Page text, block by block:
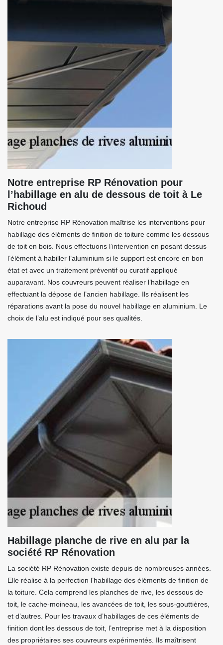
Notre entreprise RP Rénovation pour
l’habillage en alu de dessous de toit à Le
Richoud
Notre entreprise RP Rénovation maîtrise les interventions pour
habillage des éléments de finition de toiture comme les dessous
de toit en bois. Nous effectuons l’intervention en posant dessus
l’élément à habiller l’aluminium si le support est encore en bon
état et avec un traitement préventif ou curatif appliqué
auparavant. Nos couvreurs peuvent réaliser l’habillage en
effectuant la dépose de l’ancien habillage. Ils réalisent les
réparations avant la pose du nouvel habillage en aluminium. Le
choix de l’alu est indiqué pour ses qualités.
Habillage planche de rive en alu par la
société RP Rénovation
La société RP Rénovation existe depuis de nombreuses années.
Elle réalise à la perfection l’habillage des éléments de finition de
la toiture. Cela comprend les planches de rive, les dessous de
toit, le cache-moineau, les avancées de toit, les sous-gouttières,
et d’autres. Pour les travaux d’habillages de ces éléments de
finition dont les dessous de toit, l’entreprise met à la disposition
des propriétaires ses couvreurs expérimentés. Ils maîtrisent